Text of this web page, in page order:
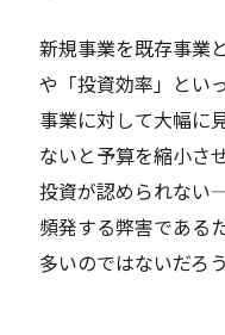
新規事業を既存事業
や「投資効率」とい
事業に対して大幅に
ないと予算を縮小さ
投資が認められな
頻発する弊害である
多いのではないだろう